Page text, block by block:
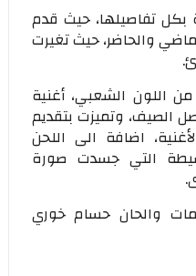
تفاصيلها، حيث قدم
والحاضر، حيث تغيرت
اللون الشعبي، أغنية
الصيف، وتميزت بتقديم
اضافة الى اللحن
التي جسدت صورة
والحان حسام خوري